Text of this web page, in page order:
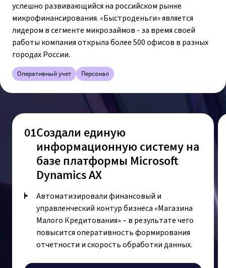
успешно развивающийся на российском рынке
микрофинансирования. «Быстроденьги» является
лидером в сегменте микрозаймов - за время своей
работы компания открыла более 500 офисов в разных
городах России.
Оперативный учет Персонал
01Создали единую
информационную систему на
базе платформы Microsoft
Dynamics AX
Автоматизировали финансовый и
управленческий контур бизнеса «Магазина
Малого Кредитования» – в результате чего
повысится оперативность формирования
отчетности и скорость обработки данных.